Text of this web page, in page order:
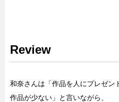
Review
和奈さんは「作品を人にプレゼン
作品が少ない」と言いながら、